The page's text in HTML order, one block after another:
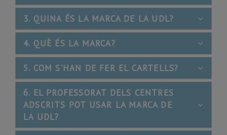
3. QUINA ÉS LA MARCA DE LA UDL?
4. QUÈ ÉS LA MARCA?
5. COM S’HAN DE FER EL CARTELLS?
6. EL PROFESSORAT DELS CENTRES
ADSCRITS POT USAR LA MARCA DE
LA UDL?